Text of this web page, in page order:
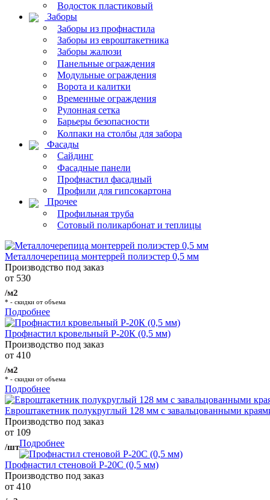
Водосток пластиковый
Заборы
Заборы из профнастила
Заборы из евроштакетника
Заборы жалюзи
Панельные ограждения
Модульные ограждения
Ворота и калитки
Временные ограждения
Рулонная сетка
Барьеры безопасности
Колпаки на столбы для забора
Фасады
Сайдинг
Фасадные панели
Профнастил фасадный
Профили для гипсокартона
Прочее
Профильная труба
Сотовый поликарбонат и теплицы
Металлочерепица монтеррей полиэстер 0,5 мм
Производство под заказ
от 530
/м2
* - скидки от объема
Подробнее
Профнастил кровельный Р-20К (0,5 мм)
Производство под заказ
от 410
/м2
* - скидки от объема
Подробнее
Евроштакетник полукруглый 128 мм с завальцованными
Производство под заказ
от 109
/штПодробнее
Профнастил стеновой Р-20С (0,5 мм)
Производство под заказ
от 410